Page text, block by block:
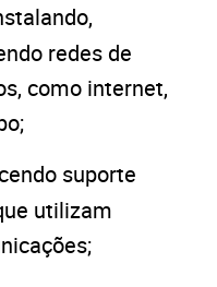
redes de
como internet,
suporte
utilizam